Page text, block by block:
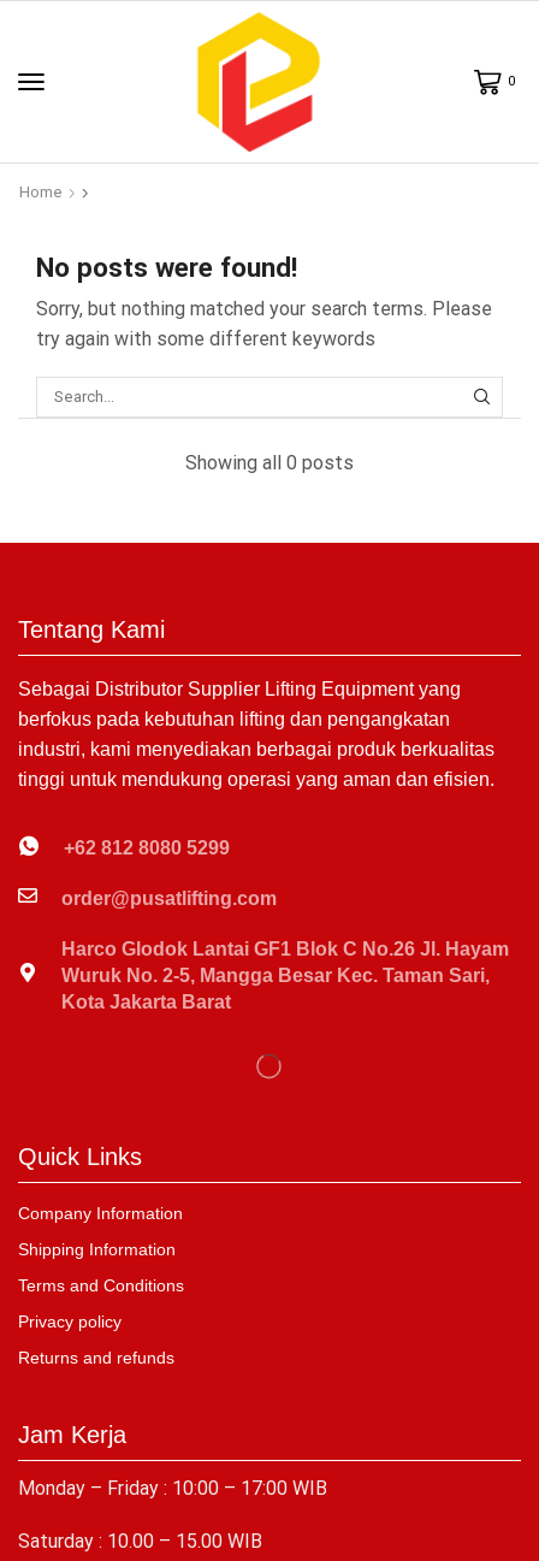
0
Home
No posts were found!
Sorry, but nothing matched your search terms. Please
try again with some different keywords
Showing all 0 posts
Tentang Kami
Sebagai Distributor Supplier Lifting Equipment yang
berfokus pada kebutuhan lifting dan pengangkatan
industri, kami menyediakan berbagai produk berkualitas
tinggi untuk mendukung operasi yang aman dan efisien.
+62 812 8080 5299
order@pusatlifting.com
Harco Glodok Lantai GF1 Blok C No.26 Jl. Hayam
Wuruk No. 2-5, Mangga Besar Kec. Taman Sari,
Kota Jakarta Barat
Quick Links
Company Information
Shipping Information
Terms and Conditions
Privacy policy
Returns and refunds
Jam Kerja
Monday – Friday : 10:00 – 17:00 WIB
Saturday : 10.00 – 15.00 WIB